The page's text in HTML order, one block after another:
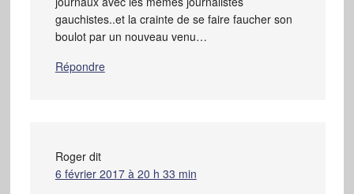
gauchistes..et la crainte de se faire faucher son
boulot par un nouveau venu…
Répondre
Roger dit
6 février 2017 à 20 h 33 min